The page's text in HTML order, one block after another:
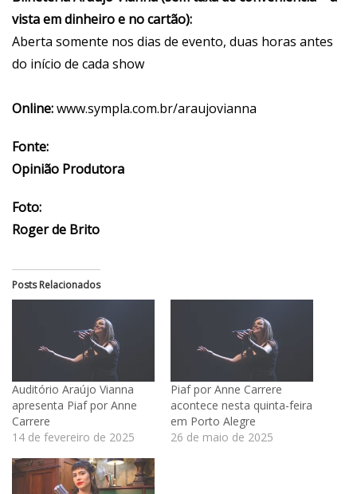
vista em dinheiro e no cartão):
Aberta somente nos dias de evento, duas horas antes
do início de cada show
Online:www.sympla.com.br/araujovianna
Fonte:
Opinião Produtora
Foto:
Roger de Brito
Posts Relacionados
Auditório Araújo Vianna
apresenta Piaf por Anne
Carrere
14 de fevereiro de 2025
Piaf por Anne Carrere
acontece nesta quinta-feira
em Porto Alegre
26 de maio de 2025